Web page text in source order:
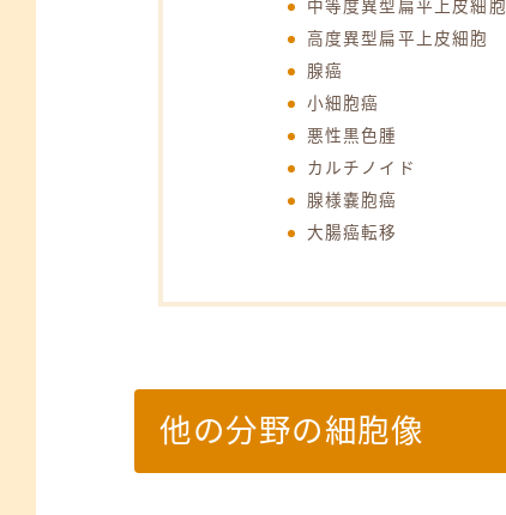
中等度異型扁平上皮細胞
高度異型扁平上皮細胞
腺癌
小細胞癌
悪性黒色腫
カルチノイド
腺様嚢胞癌
大腸癌転移
他の分野の細胞像